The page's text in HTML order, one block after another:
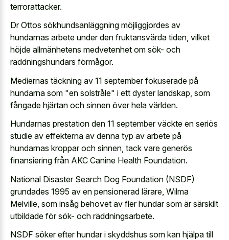
terrorattacker.
Dr Ottos sökhundsanläggning möjliggjordes av
hundarnas arbete under den fruktansvärda tiden, vilket
höjde allmänhetens medvetenhet om sök- och
räddningshundars förmågor.
Mediernas täckning av 11 september fokuserade på
hundarna som "en solstråle" i ett dyster landskap, som
fångade hjärtan och sinnen över hela världen.
Hundarnas prestation den 11 september väckte en seriös
studie av effekterna av denna typ av arbete på
hundarnas kroppar och sinnen, tack vare generös
finansiering från AKC Canine Health Foundation.
National Disaster Search Dog Foundation (NSDF)
grundades 1995 av en pensionerad lärare, Wilma
Melville, som insåg behovet av fler hundar som är särskilt
utbildade för sök- och räddningsarbete.
NSDF söker efter hundar i skyddshus som kan hjälpa till